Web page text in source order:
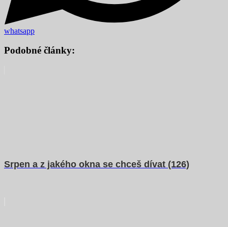
whatsapp
Podobné články:
Srpen a z jakého okna se chceš dívat (126)